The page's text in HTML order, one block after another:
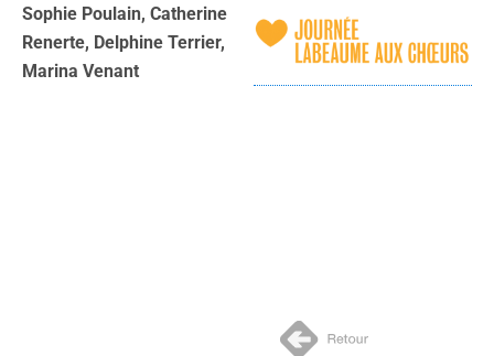
Sophie Poulain, Catherine
Renerte, Delphine Terrier,
Marina Venant